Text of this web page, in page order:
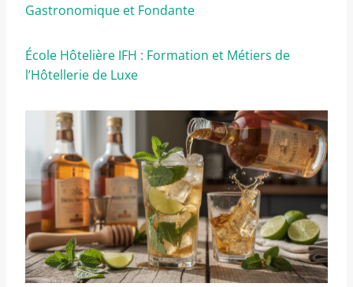
Gastronomique et Fondante
École Hôtelière IFH : Formation et Métiers de
l’Hôtellerie de Luxe